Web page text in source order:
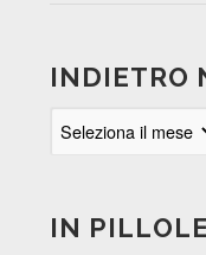
INDIETRO
IN PILLOLE